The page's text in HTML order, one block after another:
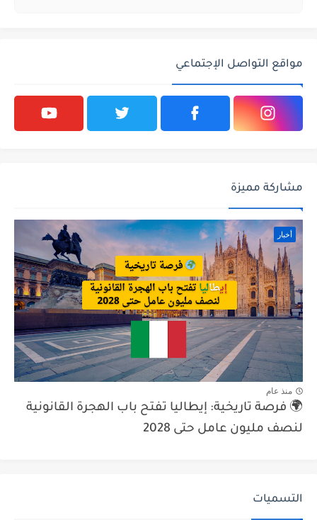
مواقع التواصل الإجتماعي
مشاركة مميزة
أخبار
منذ عام
🌍 فرصة تاريخية: إيطاليا تفتح باب الهجرة القانونية
لنصف مليون عامل حتى 2028
التسميات